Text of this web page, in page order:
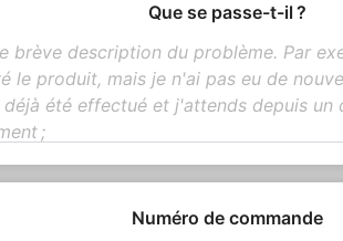
Que se passe-t-il ?
Numéro de commande